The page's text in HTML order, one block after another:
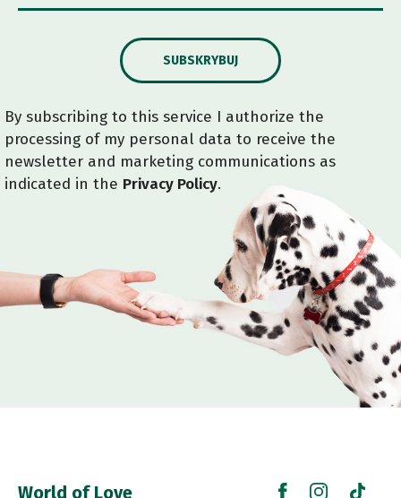
SUBSKRYBUJ
By subscribing to this service I authorize the
processing of my personal data to receive the
newsletter and marketing communications as
indicated in the Privacy Policy.
World of Love